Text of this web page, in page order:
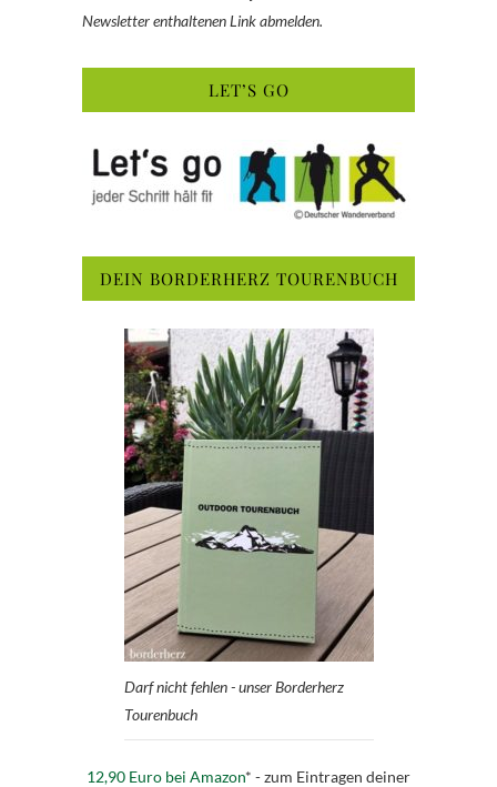
Newsletter enthaltenen Link abmelden.
LET’S GO
DEIN BORDERHERZ TOURENBUCH
Darf nicht fehlen - unser Borderherz
Tourenbuch
12,90 Euro bei Amazon* - zum Eintragen deiner